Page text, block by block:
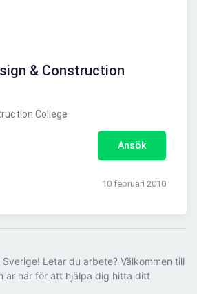
& Construction
College
Ansök
10 februari 2010
Letar du arbete? Välkommen till
är här för att hjälpa dig hitta ditt